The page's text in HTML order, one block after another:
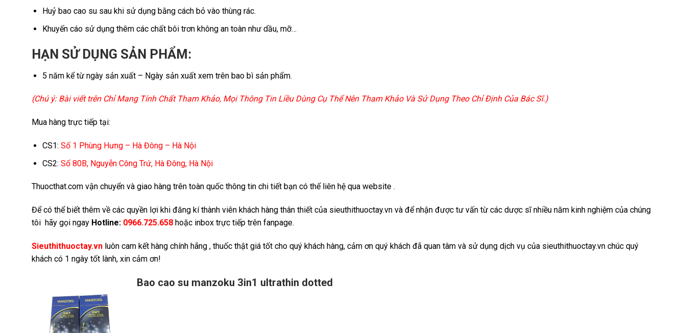
Huỷ bao cao su sau khi sử dụng bằng cách bỏ vào thùng rác.
Khuyến cáo sử dụng thêm các chất bôi trơn không an toàn như dầu, mỡ…
HẠN SỬ DỤNG SẢN PHẨM:
5 năm kể từ ngày sản xuất – Ngày sản xuất xem trên bao bì sản phẩm.
(Chú ý: Bài viết trên Chỉ Mang Tính Chất Tham Khảo, Mọi Thông Tin Liều Dùng Cụ Thể Nên Tham Khảo Và Sử Dụng Theo Chỉ Định Của Bác Sĩ.)
Mua hàng trực tiếp tại:
CS1: Số 1 Phùng Hưng – Hà Đông – Hà Nội
CS2: Số 80B, Nguyễn Công Trứ, Hà Đông, Hà Nội
Thuocthat.com vận chuyển và giao hàng trên toàn quốc thông tin chi tiết bạn có thể liên hệ qua website .
Để có thể biết thêm về các quyền lợi khi đăng kí thành viên khách hàng thân thiết của sieuthithuoctay.vn và để nhận được tư vấn từ các dược sĩ nhiều năm kinh nghiệm của chúng
tôi hãy gọi ngay Hotline: 0966.725.658 hoặc inbox trực tiếp trên fanpage.
Sieuthithuoctay.vn luôn cam kết hàng chính hãng , thuốc thật giá tốt cho quý khách hàng, cảm ơn quý khách đã quan tâm và sử dụng dịch vụ của sieuthithuoctay.vn chúc quý
khách có 1 ngày tốt lành, xin cảm ơn!
Bao cao su manzoku 3in1 ultrathin dotted